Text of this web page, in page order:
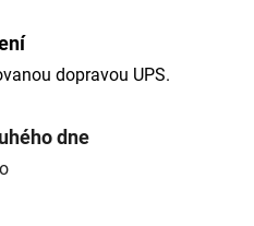
dopravou UPS.
dne